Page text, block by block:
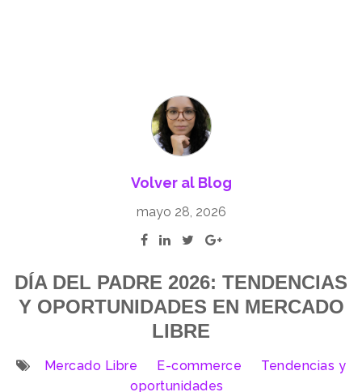
Volver al Blog
mayo 28, 2026
DÍA DEL PADRE 2026: TENDENCIAS
Y OPORTUNIDADES EN MERCADO
LIBRE
Mercado Libre E-commerce
Tendencias y
oportunidades